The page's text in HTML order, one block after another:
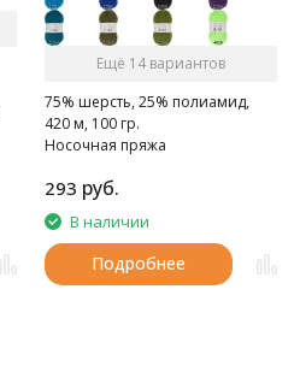
Ещё 14 вариантов
75% шерсть, 25% полиамид,
420 м, 100 гр.
Носочная пряжа
293 руб.
В наличии
Подробнее